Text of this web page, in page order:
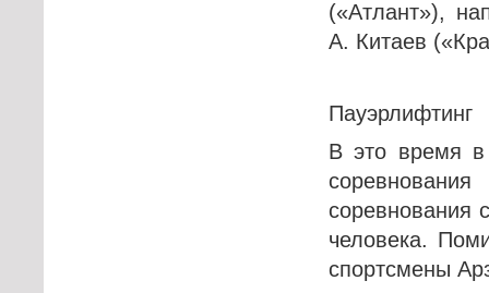
(«Атлант»),
А. Китаев
Пауэрлифтинг
В это время в
соревнования
человека.
спортсмены